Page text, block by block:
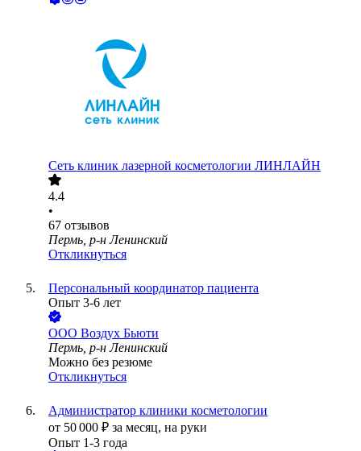
Сеть клиник лазерной косметологии ЛИНЛАЙН
4.4
•
67 отзывов
Пермь, р-н Ленинский
Откликнуться
Персональный координатор пациента
Опыт 3-6 лет
ООО Воздух Бьюти
Пермь, р-н Ленинский
Можно без резюме
Откликнуться
Администратор клиники косметологии
от 50 000 ₽ за месяц, на руки
Опыт 1-3 года